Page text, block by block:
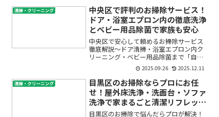
ではありませんか？「市販の洗剤や自分
の掃除だけでは限界がある...
清掃・クリーニング
中央区で評判のお掃除サービス！
ドア・浴室エプロン内の徹底洗浄
とベビー用品除菌で家族も安心
中央区で安心して頼めるお掃除サービス
徹底解説〜ドア清掃・浴室エプロン内ク
リーニング・ベビー用品除菌まで「自分
で掃除しているつもりだけど、ドアの汚
れや浴室エプロン内のカビ、赤ちゃんの
ベビー用品の消毒が本当にできているか
不安…」「中央区で安心し...
2025.09.26 2025.12.11
清掃・クリーニング
目黒区のお掃除ならプロにお任
せ！屋外床洗浄・洗面台・ソファ
洗浄で家まるごと清潔リフレッシ
ュ
目黒区のお掃除で悩んだらプロが解決！